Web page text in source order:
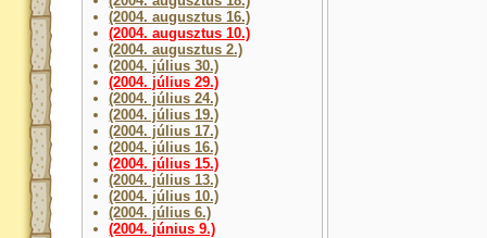
(2004. augusztus 16.)
(2004. augusztus 10.)
(2004. augusztus 2.)
(2004. július 30.)
(2004. július 29.)
(2004. július 24.)
(2004. július 19.)
(2004. július 17.)
(2004. július 16.)
(2004. július 15.)
(2004. július 13.)
(2004. július 10.)
(2004. július 6.)
(2004. június 9.)